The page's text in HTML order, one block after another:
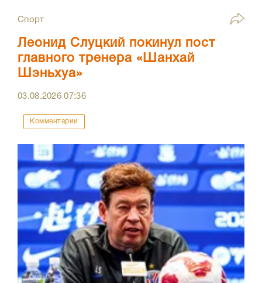
Спорт
Леонид Слуцкий покинул пост
главного тренера «Шанхай
Шэньхуа»
03.08.202607:36
Комментарии